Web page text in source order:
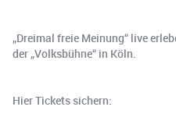
„Dreimal freie Meinung“ live
der „Volksbühne“ in Köln.
Hier Tickets sichern: